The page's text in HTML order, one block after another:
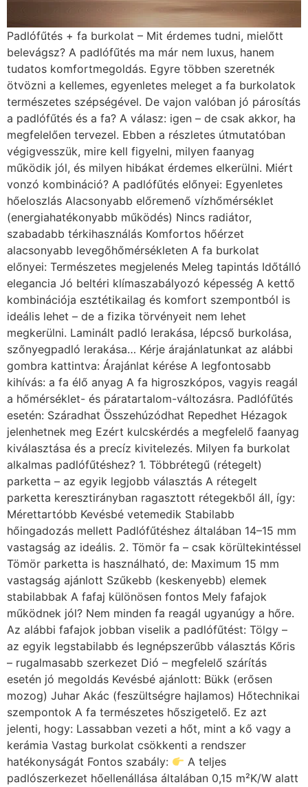
Padlófűtés + fa burkolat – Mit érdemes tudni, mielőtt
belevágsz? A padlófűtés ma már nem luxus, hanem
tudatos komfortmegoldás. Egyre többen szeretnék
ötvözni a kellemes, egyenletes meleget a fa burkolatok
természetes szépségével. De vajon valóban jó párosítás
a padlófűtés és a fa? A válasz: igen – de csak akkor, ha
megfelelően tervezel. Ebben a részletes útmutatóban
végigvesszük, mire kell figyelni, milyen faanyag
működik jól, és milyen hibákat érdemes elkerülni. Miért
vonzó kombináció? A padlófűtés előnyei: Egyenletes
hőeloszlás Alacsonyabb előremenő vízhőmérséklet
(energiahatékonyabb működés) Nincs radiátor,
szabadabb térkihasználás Komfortos hőérzet
alacsonyabb levegőhőmérsékleten A fa burkolat
előnyei: Természetes megjelenés Meleg tapintás Időtálló
elegancia Jó beltéri klímaszabályozó képesség A kettő
kombinációja esztétikailag és komfort szempontból is
ideális lehet – de a fizika törvényeit nem lehet
megkerülni. Laminált padló lerakása, lépcső burkolása,
szőnyegpadló lerakása… Kérje árajánlatunkat az alábbi
gombra kattintva: Árajánlat kérése A legfontosabb
kihívás: a fa élő anyag A fa higroszkópos, vagyis reagál
a hőmérséklet- és páratartalom-változásra. Padlófűtés
esetén: Száradhat Összehúzódhat Repedhet Hézagok
jelenhetnek meg Ezért kulcskérdés a megfelelő faanyag
kiválasztása és a precíz kivitelezés. Milyen fa burkolat
alkalmas padlófűtéshez? 1. Többrétegű (rétegelt)
parketta – az egyik legjobb választás A rétegelt
parketta keresztirányban ragasztott rétegekből áll, így:
Mérettartóbb Kevésbé vetemedik Stabilabb
hőingadozás mellett Padlófűtéshez általában 14–15 mm
vastagság az ideális. 2. Tömör fa – csak körültekintéssel
Tömör parketta is használható, de: Maximum 15 mm
vastagság ajánlott Szűkebb (keskenyebb) elemek
stabilabbak A fafaj különösen fontos Mely fafajok
működnek jól? Nem minden fa reagál ugyanúgy a hőre.
Az alábbi fafajok jobban viselik a padlófűtést: Tölgy –
az egyik legstabilabb és legnépszerűbb választás Kőris
– rugalmasabb szerkezet Dió – megfelelő szárítás
esetén jó megoldás Kevésbé ajánlott: Bükk (erősen
mozog) Juhar Akác (feszültségre hajlamos) Hőtechnikai
szempontok A fa természetes hőszigetelő. Ez azt
jelenti, hogy: Lassabban vezeti a hőt, mint a kő vagy a
kerámia Vastag burkolat csökkenti a rendszer
hatékonyságát Fontos szabály:
A teljes
padlószerkezet hőellenállása általában 0,15 m²K/W alatt